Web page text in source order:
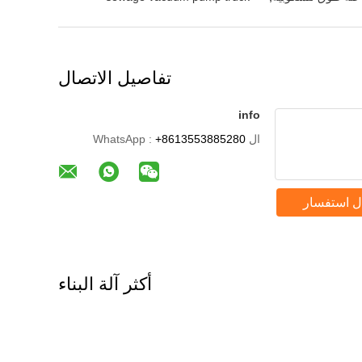
تفاصيل الاتصال
info
ال WhatsApp : +8613553885280
استفسار
أكثر آلة البناء